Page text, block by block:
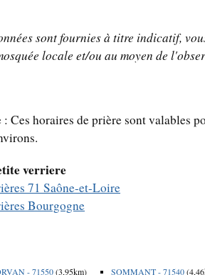
sont fournies à titre indicatif,
locale et/ou au moyen de
Ces horaires de prière sont valables
verriere
71 Saône-et-Loire
Bourgogne
- 71550(3,95km)
SOMMANT - 71540